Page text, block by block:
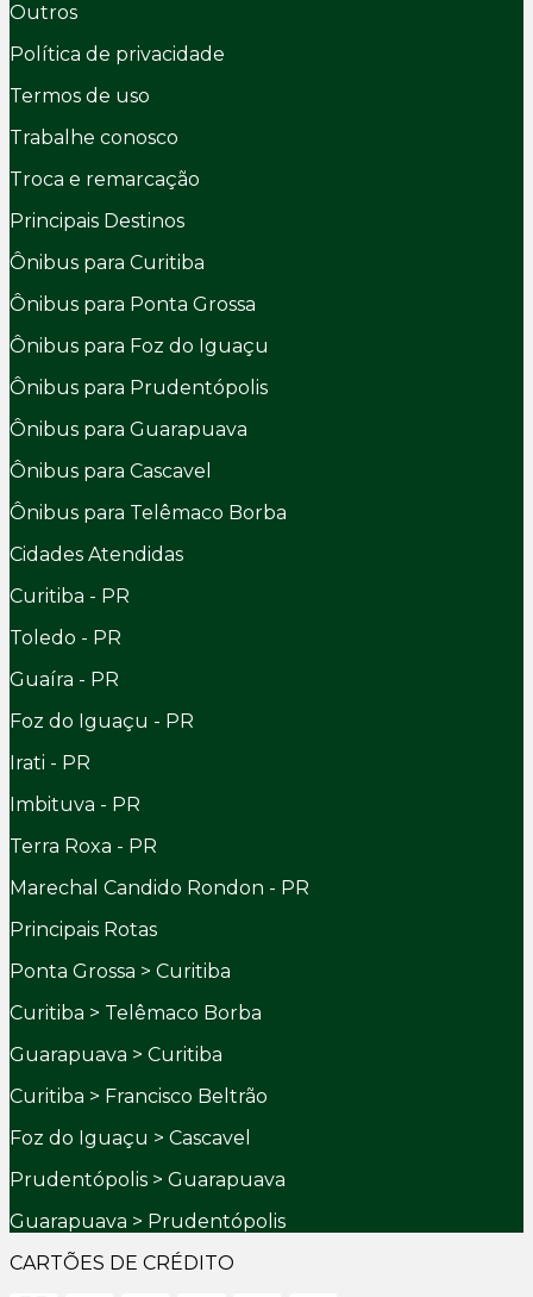
Outros
Política de privacidade
Termos de uso
Trabalhe conosco
Troca e remarcação
Principais Destinos
Ônibus para Curitiba
Ônibus para Ponta Grossa
Ônibus para Foz do Iguaçu
Ônibus para Prudentópolis
Ônibus para Guarapuava
Ônibus para Cascavel
Ônibus para Telêmaco Borba
Cidades Atendidas
Curitiba - PR
Toledo - PR
Guaíra - PR
Foz do Iguaçu - PR
Irati - PR
Imbituva - PR
Terra Roxa - PR
Marechal Candido Rondon - PR
Principais Rotas
Ponta Grossa > Curitiba
Curitiba > Telêmaco Borba
Guarapuava > Curitiba
Curitiba > Francisco Beltrão
Foz do Iguaçu > Cascavel
Prudentópolis > Guarapuava
Guarapuava > Prudentópolis
CARTÕES DE CRÉDITO